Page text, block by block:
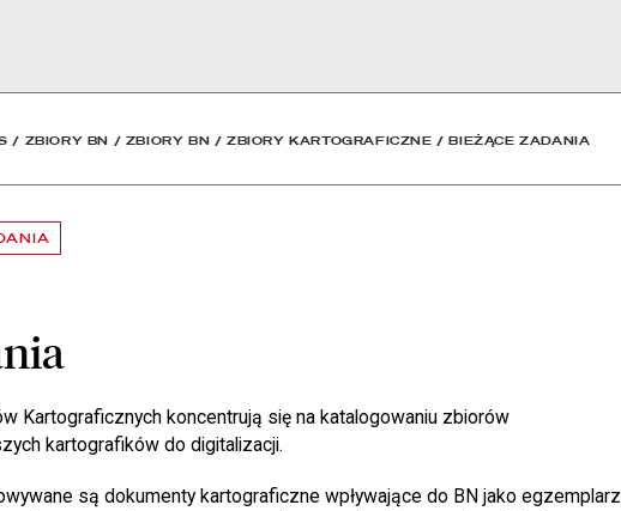
/ ZBIORY BN / ZBIORY BN / ZBIORY KARTOGRAFICZNE /BIEŻĄCE ZADANIA
Kartograficznych koncentrują się na katalogowaniu zbiorów
kartografików do digitalizacji.
są dokumenty kartograficzne wpływające do BN jako egzemplarz